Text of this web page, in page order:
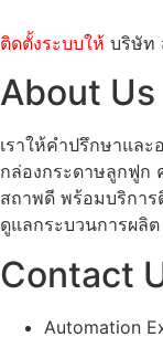
ติดตั้งระบบให้ บริษัท
About Us
เราให้คำปรึกษาแล
กล่องกระดาษลูกฟูก
สถาพดี พร้อมบริกา
ดูแลกระบวนการผลิต
Contact
Automation